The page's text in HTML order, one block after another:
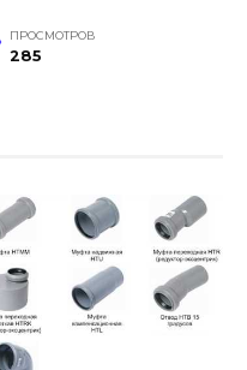
ПРОСМОТРОВ
285